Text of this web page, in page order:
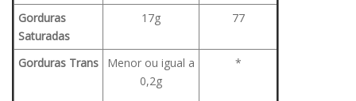
Gorduras
Saturadas
17g 77
Gorduras Trans
Menor ou igual a
0,2g
*